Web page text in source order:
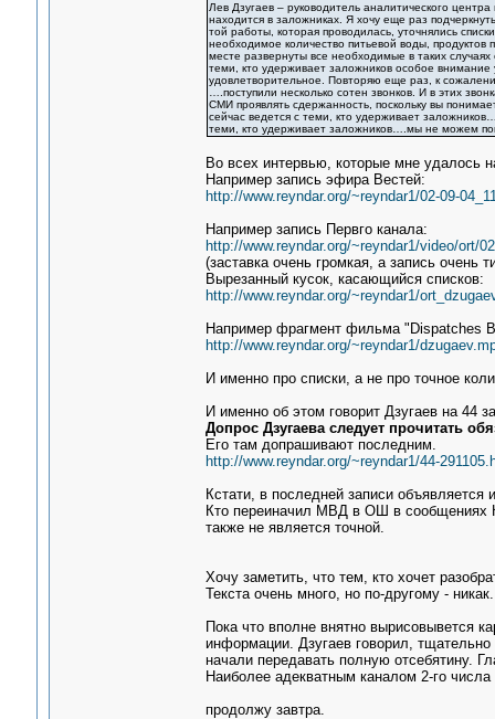
Лев Дзугаев – руководитель аналитического
находится в заложниках. Я хочу еще раз
той работы, которая проводилась, уточнялись
необходимое количество питьевой воды,
месте развернуты все необходимые в таких
теми, кто удерживает заложников особое
удовлетворительное. Повторяю еще раз, к
….поступили несколько сотен звонков. И в этих
СМИ проявлять сдержанность, поскольку вы
сейчас ведется с теми, кто удерживает
теми, кто удерживает заложников….мы не можем
Во всех интервью, которые мне удалось
Например запись эфира Вестей:
http://www.reyndar.org/~reyndar1/02-09-
Например запись Первго канала:
http://www.reyndar.org/~reyndar1/video/ort/
(заставка очень громкая, а запись очень
Вырезанный кусок, касающийся списков:
http://www.reyndar.org/~reyndar1/
Например фрагмент фильма "Dispatches
http://www.reyndar.org/~reyndar1/
И именно про списки, а не про точное
И именно об этом говорит Дзугаев на 44
Допрос Дзугаева следует прочитать
Его там допрашивают последним.
http://www.reyndar.org/~reyndar1/44-
Кстати, в последней записи
Кто переиначил МВД в ОШ в сообщениях
также не является точной.
Хочу заметить, что тем, кто хочет
Текста очень много, но по-другому - никак.
Пока что вполне внятно вырисовывется
информации. Дзугаев говорил,
начали передавать полную отсебятину.
Наиболее адекватным каналом 2-го
продолжу завтра.